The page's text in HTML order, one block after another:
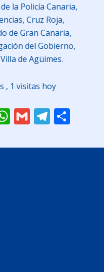
la Policía Canaria,
Cruz Roja,
de Gran Canaria,
del Gobierno,
de Agüimes.
, 1 visitas hoy
WhatsApp
Gmail